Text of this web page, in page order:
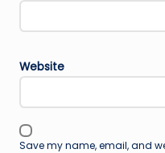
Website
Save my name, email, and